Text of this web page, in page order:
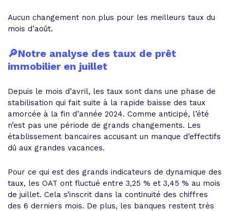
Aucun changement non plus pour les meilleurs taux du
mois d’août.
🔎Notre analyse des taux de prêt
immobilier en juillet
Depuis le mois d’avril, les taux sont dans une phase de
stabilisation qui fait suite à la rapide baisse des taux
amorcée à la fin d’année 2024. Comme anticipé, l’été
n’est pas une période de grands changements. Les
établissement bancaires accusant un manque d’effectifs
dû aux grandes vacances.
Pour ce qui est des grands indicateurs de dynamique des
taux, les OAT ont fluctué entre 3,25 % et 3,45 % au mois
de juillet. Cela s’inscrit dans la continuité des chiffres
des 6 derniers mois. De plus, les banques restent très